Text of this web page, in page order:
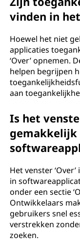
vinden in
Hoewel het niet
applicaties
‘Over’ opnemen.
helpen begrijpen
aan
Is het
gemakkelijk
Het venster
in
onder een sectie
Ontwikkelaars
gebruikers snel
verstrekken
zoeken.